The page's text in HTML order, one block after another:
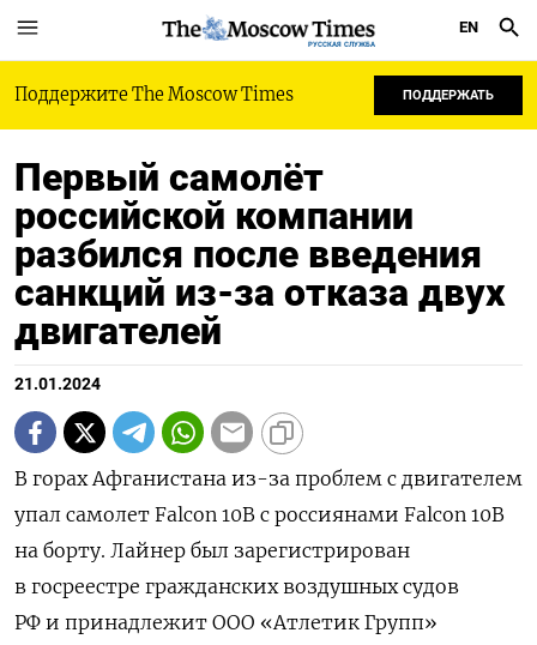
РУССКАЯ СЛУЖБА
EN
Поддержите The Moscow Times ПОДДЕРЖАТЬ
Первый самолёт
российской компании
разбился после введения
санкций из-за отказа двух
двигателей
21.01.2024
В горах Афганистана из-за проблем с двигателем
упал самолет Falcon 10B с россиянами Falcon 10B
на борту. Лайнер был зарегистрирован
в госреестре гражданских воздушных судов
РФ и принадлежит ООО «Атлетик Групп»